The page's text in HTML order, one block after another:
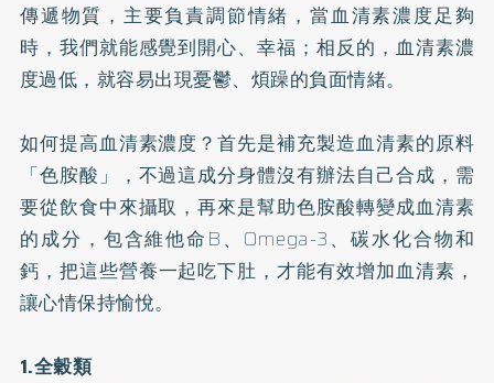
傳遞物質，主要負責調節情緒，當血清素濃度足夠
時，我們就能感覺到開心、幸福；相反的，血清素濃
度過低，就容易出現憂鬱、煩躁的負面情緒。
如何提高血清素濃度？首先是補充製造血清素的原料
「色胺酸」，不過這成分身體沒有辦法自己合成，需
要從飲食中來攝取，再來是幫助色胺酸轉變成血清素
的成分，包含維他命B、Omega-3、碳水化合物和
鈣 ，把這些營養一起吃下肚，才能有效增加血清素，
讓心情保持愉悅。
1.全穀類